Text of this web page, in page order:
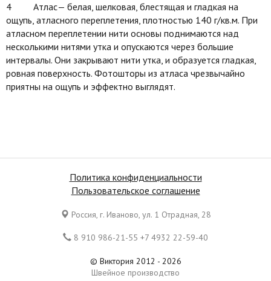
4 Атлас— белая, шелковая, блестящая и гладкая на
ощупь, атласного переплетения, плотностью 140 г/кв.м. При
атласном переплетении нити основы поднимаются над
несколькими нитями утка и опускаются через большие
интервалы. Они закрывают нити утка, и образуется гладкая,
ровная поверхность. Фотошторы из атласа чрезвычайно
приятны на ощупь и эффектно выглядят.
Политика конфиденциальности
Пользовательское соглашение
Россия, г. Иваново, ул. 1 Отрадная, 28
8 910 986-21-55 +7 4932 22-59-40
© Виктория 2012 - 2026
Швейное производство